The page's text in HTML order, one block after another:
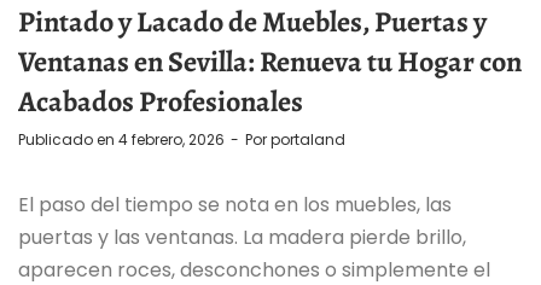
Pintado y Lacado de Muebles, Puertas y
Ventanas en Sevilla: Renueva tu Hogar con
Acabados Profesionales
Publicado en 4 febrero, 2026 Porportaland
El paso del tiempo se nota en los muebles, las
puertas y las ventanas. La madera pierde brillo,
aparecen roces, desconchones o simplemente el